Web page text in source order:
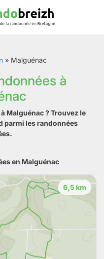
» Malguénac
à
Malguénac ? Trouvez le
parmi les randonnées
en Malguénac
6,5 km